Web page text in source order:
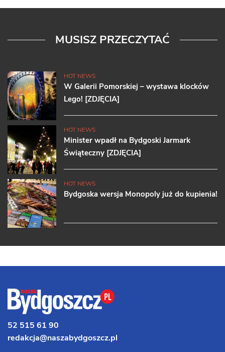
MUSISZ PRZECZYTAĆ
HOT NEWS
W Galerii Pomorskiej – wystawa klocków
Lego! [ZDJĘCIA]
HOT NEWS
Minister wpadł na Bydgoski Jarmark
Świąteczny [ZDJĘCIA]
HOT NEWS
Bydgoska wersja Monopoly już do kupienia!
52 515 61 90
redakcja@naszabydgoszcz.pl